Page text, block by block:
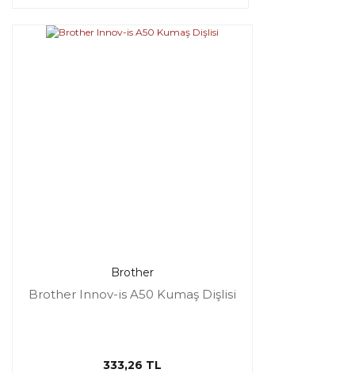
Brother
Brother Innov-is A50 Kumaş Dişlisi
333,26 TL